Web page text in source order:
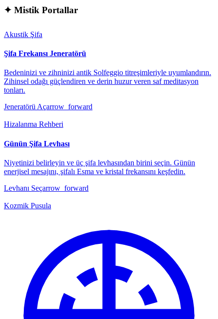
✦ Mistik Portallar
Akustik Şifa
Şifa Frekansı Jeneratörü
Bedeninizi ve zihninizi antik Solfeggio titreşimleriyle uyumlandırın.
Zihinsel odağı güçlendiren ve derin huzur veren saf meditasyon
tonları.
Jeneratörü Açarrow_forward
Hizalanma Rehberi
Günün Şifa Levhası
Niyetinizi belirleyin ve üç şifa levhasından birini seçin. Günün
enerjisel mesajını, şifalı Esma ve kristal frekansını keşfedin.
Levhanı Seçarrow_forward
Kozmik Pusula